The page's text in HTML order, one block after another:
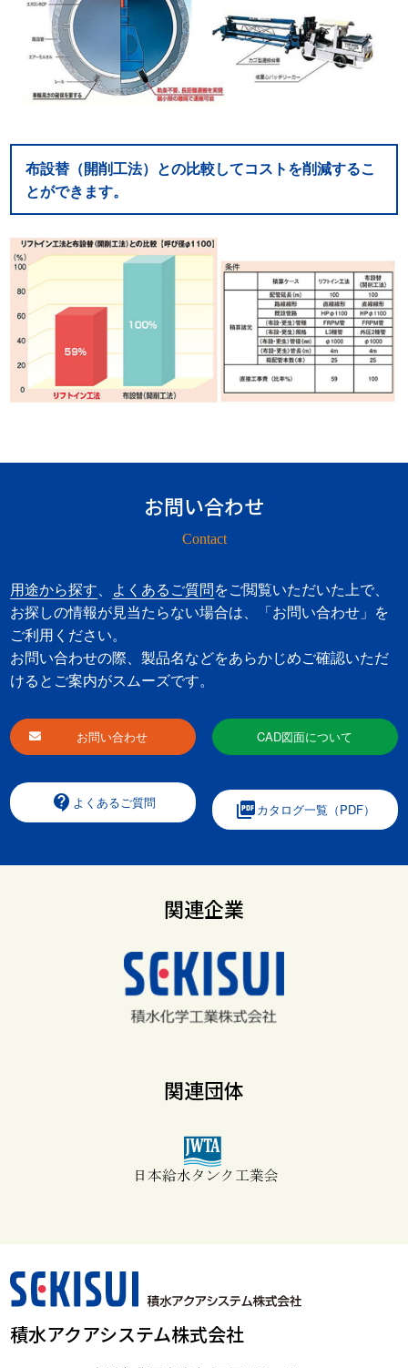
布設替（開削工法）との比較してコストを削減するこ
とができます。
お問い合わせ
Contact
用途から探す よくあるご質問をご閲覧いただいた上で、
お探しの情報が見当たらない場合は、「お問い合わせ」を
ご利用ください。
お問い合わせの際、製品名などをあらかじめご確認いただ
けるとご案内がスムーズです。
お問い合わせ CAD図面について
contact_support よくあるご質問 picture_as_pdfカタログ一覧（PDF）
関連企業
関連団体
積水アクアシステム株式会社